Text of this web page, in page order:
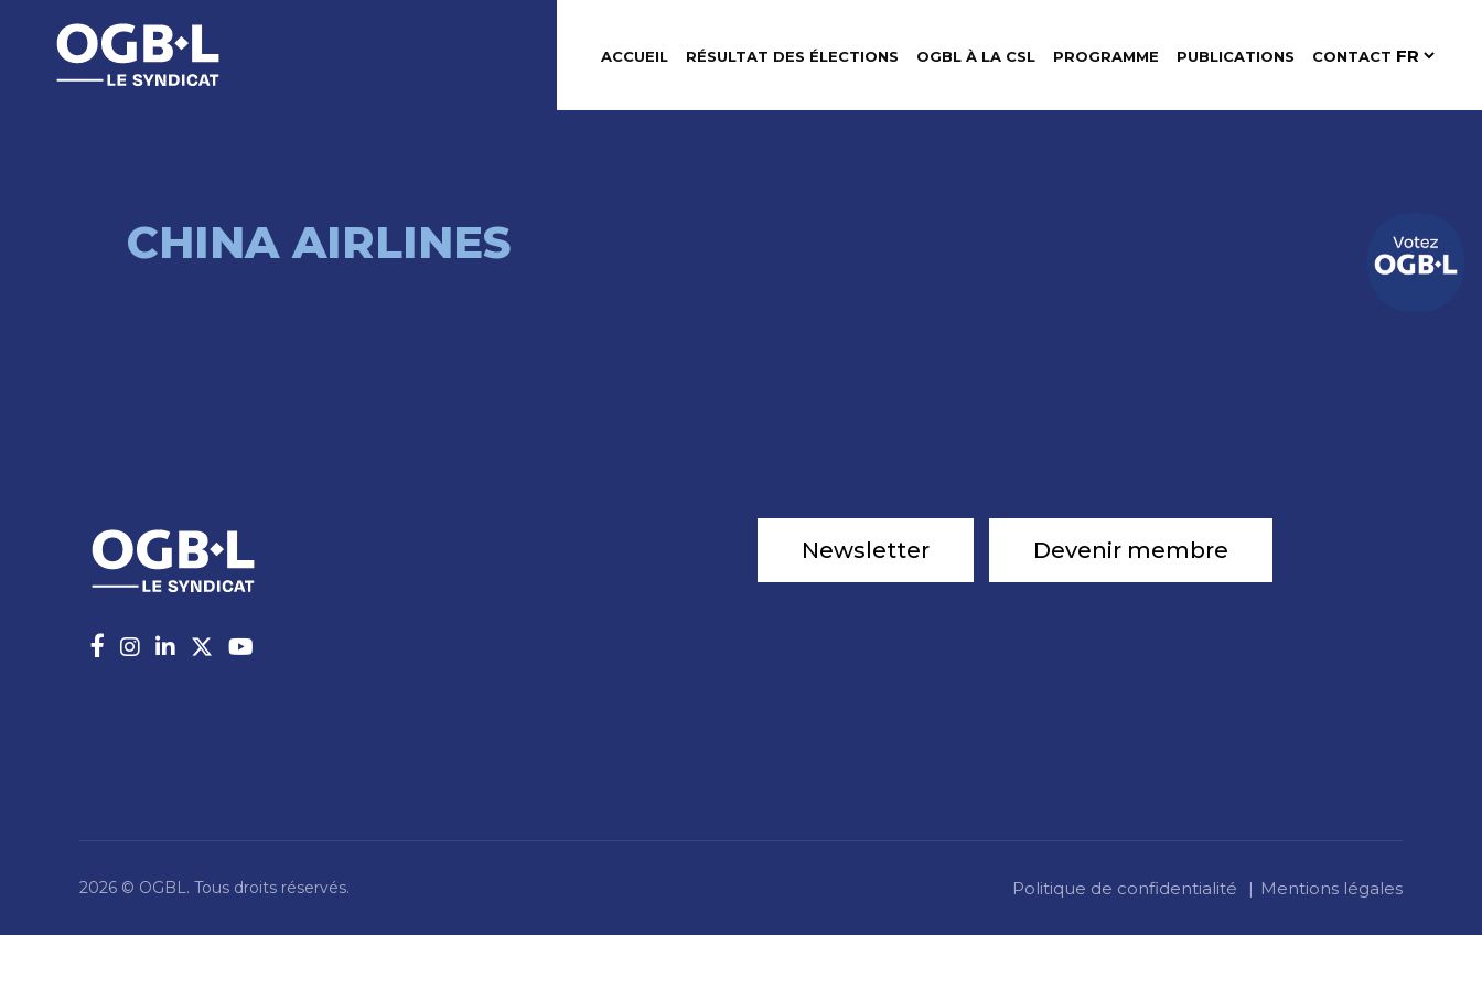
ACCUEIL RÉSULTAT DES ÉLECTIONS OGBL À LA CSL PROGRAMME PUBLICATIONS CONTACT
CHINA AIRLINES
Newsletter Devenir membre
Politique de confidentialité Mentions légales
2026 © OGBL. Tous droits réservés.